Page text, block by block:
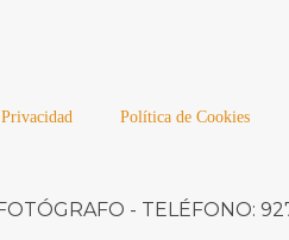
Política de Cookies
- TELÉFONO: